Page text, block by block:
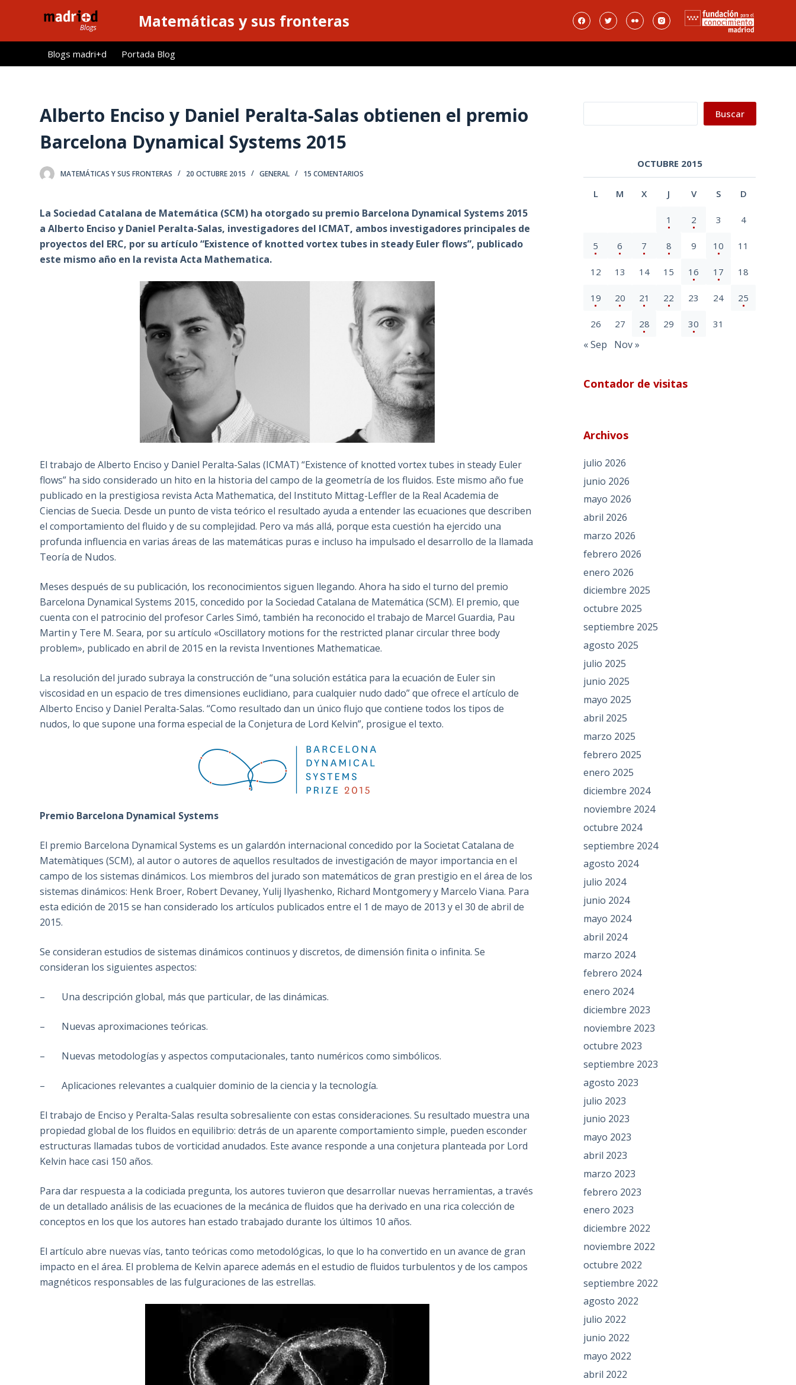
l
Matemáticas y sus fronteras
Blogs madri+d Portada Blog
Alberto Enciso y Daniel Peralta-Salas obtienen el premio
Barcelona Dynamical Systems 2015
MATEMÁTICAS Y SUS FRONTERAS 20 OCTUBRE 2015 GENERAL 15 COMENTARIOS
La Sociedad Catalana de Matemática (SCM) ha otorgado su premio Barcelona Dynamical Systems 2015
a Alberto Enciso y Daniel Peralta-Salas, investigadores del ICMAT, ambos investigadores principales de
proyectos del ERC, por su artículo “Existence of knotted vortex tubes in steady Euler flows”, publicado
este mismo año en la revista Acta Mathematica.
El trabajo de Alberto Enciso y Daniel Peralta-Salas (ICMAT) “Existence of knotted vortex tubes in steady Euler
flows” ha sido considerado un hito en la historia del campo de la geometría de los fluidos. Este mismo año fue
publicado en la prestigiosa revista Acta Mathematica, del Instituto Mittag-Leffler de la Real Academia de
Ciencias de Suecia. Desde un punto de vista teórico el resultado ayuda a entender las ecuaciones que describen
el comportamiento del fluido y de su complejidad. Pero va más allá, porque esta cuestión ha ejercido una
profunda influencia en varias áreas de las matemáticas puras e incluso ha impulsado el desarrollo de la llamada
Teoría de Nudos.
Meses después de su publicación, los reconocimientos siguen llegando. Ahora ha sido el turno del premio
Barcelona Dynamical Systems 2015, concedido por la Sociedad Catalana de Matemática (SCM). El premio, que
cuenta con el patrocinio del profesor Carles Simó, también ha reconocido el trabajo de Marcel Guardia, Pau
Martin y Tere M. Seara, por su artículo «Oscillatory motions for the restricted planar circular three body
problem», publicado en abril de 2015 en la revista Inventiones Mathematicae.
La resolución del jurado subraya la construcción de “una solución estática para la ecuación de Euler sin
viscosidad en un espacio de tres dimensiones euclidiano, para cualquier nudo dado” que ofrece el artículo de
Alberto Enciso y Daniel Peralta-Salas. “Como resultado dan un único flujo que contiene todos los tipos de
nudos, lo que supone una forma especial de la Conjetura de Lord Kelvin”, prosigue el texto.
Premio Barcelona Dynamical Systems
El premio Barcelona Dynamical Systems es un galardón internacional concedido por la Societat Catalana de
Matemàtiques (SCM), al autor o autores de aquellos resultados de investigación de mayor importancia en el
campo de los sistemas dinámicos. Los miembros del jurado son matemáticos de gran prestigio en el área de los
sistemas dinámicos: Henk Broer, Robert Devaney, Yulij Ilyashenko, Richard Montgomery y Marcelo Viana. Para
esta edición de 2015 se han considerado los artículos publicados entre el 1 de mayo de 2013 y el 30 de abril de
2015.
Se consideran estudios de sistemas dinámicos continuos y discretos, de dimensión finita o infinita. Se
consideran los siguientes aspectos:
– Una descripción global, más que particular, de las dinámicas.
– Nuevas aproximaciones teóricas.
– Nuevas metodologías y aspectos computacionales, tanto numéricos como simbólicos.
– Aplicaciones relevantes a cualquier dominio de la ciencia y la tecnología.
El trabajo de Enciso y Peralta-Salas resulta sobresaliente con estas consideraciones. Su resultado muestra una
propiedad global de los fluidos en equilibrio: detrás de un aparente comportamiento simple, pueden esconder
estructuras llamadas tubos de vorticidad anudados. Este avance responde a una conjetura planteada por Lord
Kelvin hace casi 150 años.
Para dar respuesta a la codiciada pregunta, los autores tuvieron que desarrollar nuevas herramientas, a través
de un detallado análisis de las ecuaciones de la mecánica de fluidos que ha derivado en una rica colección de
conceptos en los que los autores han estado trabajado durante los últimos 10 años.
El artículo abre nuevas vías, tanto teóricas como metodológicas, lo que lo ha convertido en un avance de gran
impacto en el área. El problema de Kelvin aparece además en el estudio de fluidos turbulentos y de los campos
magnéticos responsables de las fulguraciones de las estrellas.
Buscar
OCTUBRE 2015
L M X J V S D
1 2 3 4
5 6 7 8 9 10 11
12 13 14 15 16 17 18
19 20 21 22 23 24 25
26 27 28 29 30 31
« Sep Nov »
Contador de visitas
Archivos
julio 2026
junio 2026
mayo 2026
abril 2026
marzo 2026
febrero 2026
enero 2026
diciembre 2025
octubre 2025
septiembre 2025
agosto 2025
julio 2025
junio 2025
mayo 2025
abril 2025
marzo 2025
febrero 2025
enero 2025
diciembre 2024
noviembre 2024
octubre 2024
septiembre 2024
agosto 2024
julio 2024
junio 2024
mayo 2024
abril 2024
marzo 2024
febrero 2024
enero 2024
diciembre 2023
noviembre 2023
octubre 2023
septiembre 2023
agosto 2023
julio 2023
junio 2023
mayo 2023
abril 2023
marzo 2023
febrero 2023
enero 2023
diciembre 2022
noviembre 2022
octubre 2022
septiembre 2022
agosto 2022
julio 2022
junio 2022
mayo 2022
abril 2022